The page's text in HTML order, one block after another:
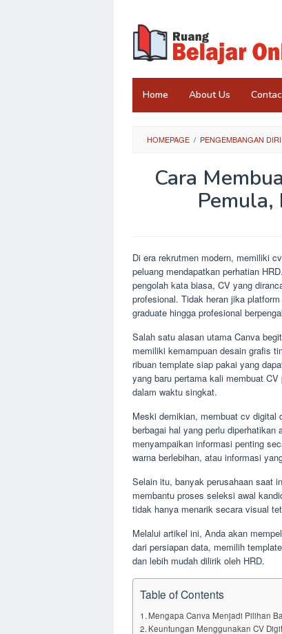
content
Home About Us
HOMEPAGE / PENGEMBANGAN
Cara
Di era rekrutmen modern, memiliki
peluang mendapatkan perhatian
pengolah kata biasa, CV yang
profesional. Tidak heran jika
graduate hingga profesional
Salah satu alasan utama Canva
memiliki kemampuan desain grafis
ribuan template siap pakai yang
yang baru pertama kali membuat
dalam waktu singkat.
Meski demikian, membuat cv digital
berbagai hal yang perlu
menyampaikan informasi penting
warna berlebihan, atau informasi
Selain itu, banyak perusahaan saat
membantu proses seleksi awal
tidak hanya menarik secara visual
Melalui artikel ini, Anda akan
dari persiapan data, memilih
dan lebih mudah dilirik oleh HRD.
Table of Contents
Mengapa Canva Menjadi Pilihan
Keuntungan Menggunakan CV